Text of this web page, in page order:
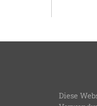
Diese